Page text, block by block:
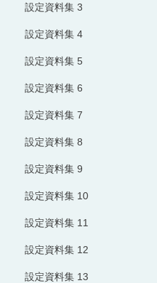
設定資料集 3
設定資料集 4
設定資料集 5
設定資料集 6
設定資料集 7
設定資料集 8
設定資料集 9
設定資料集 10
設定資料集 11
設定資料集 12
設定資料集 13